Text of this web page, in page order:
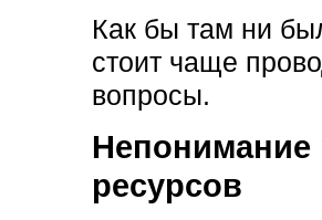
Как бы там ни
стоит чаще
вопросы.
Непонимание
ресурсов